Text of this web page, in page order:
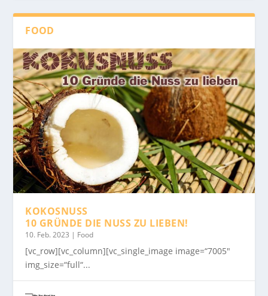
FOOD
KOKOSNUSS
10 GRÜNDE DIE NUSS ZU LIEBEN!
10. Feb. 2023 | Food
[vc_row][vc_column][vc_single_image image=“7005″
img_size=“full“...